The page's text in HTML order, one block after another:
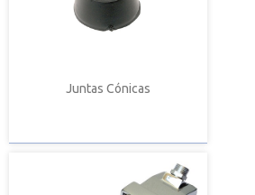
Juntas Cónicas